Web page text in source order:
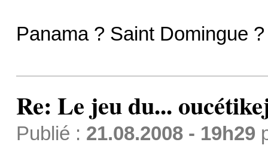
Panama ? Saint Domingue
Re: Le jeu du...
Publié : 21.08.2008 - 19h29